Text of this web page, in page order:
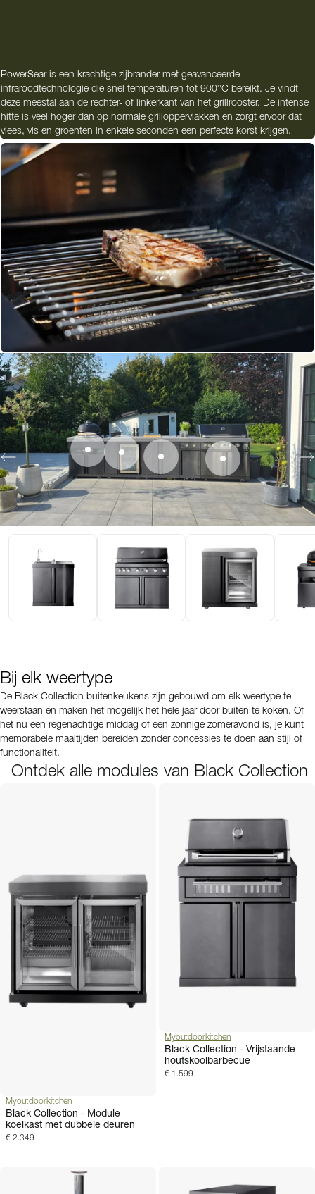
PowerSear is een krachtige zijbrander met geavanceerde
infraroodtechnologie die snel temperaturen tot 900°C bereikt. Je vindt
deze meestal aan de rechter- of linkerkant van het grillrooster. De intense
hitte is veel hoger dan op normale grilloppervlakken en zorgt ervoor dat
vlees, vis en groenten in enkele seconden een perfecte korst krijgen.
Bij elk weertype
De Black Collection buitenkeukens zijn gebouwd om elk weertype te
weerstaan en maken het mogelijk het hele jaar door buiten te koken. Of
het nu een regenachtige middag of een zonnige zomeravond is, je kunt
memorabele maaltijden bereiden zonder concessies te doen aan stijl of
functionaliteit.
Ontdek alle modules van Black Collection
Myoutdoorkitchen
Black Collection - Module
koelkast met dubbele deuren
€ 2.349
Myoutdoorkitchen
Black Collection - Vrijstaande
houtskoolbarbecue
€ 1.599